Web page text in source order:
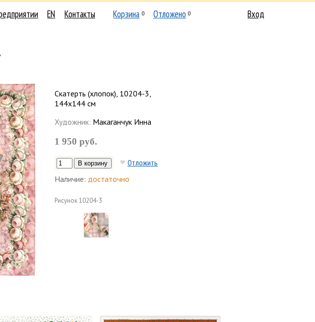
EN Контакты Корзина 0 Отложено 0 Вход
Скатерть (хлопок), 10204-3,
144х144 см
Художник: Макаганчук Инна
1 950 руб.
Отложить
Наличие: достаточно
Рисунок10204-3